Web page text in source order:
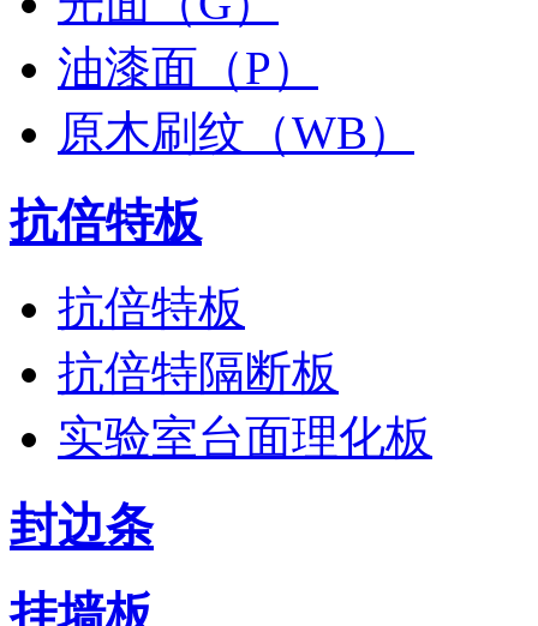
油漆面（P）
原木刷纹（WB）
抗倍特板
抗倍特板
抗倍特隔断板
实验室台面理化板
封边条
挂墙板